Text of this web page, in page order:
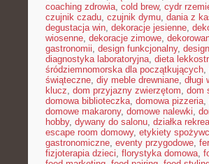
coaching zdrowia, cold brew, cydr
czujnik czadu, czujnik dymu, dania z
degustacja win, dekoracje jesienne,
wiosenne, dekoracje zimowe,
gastronomii, design funkcjonalny,
diagnostyka laboratoryjna, dieta
śródziemnomorska dla początkujących,
świąteczne, diy meble drewniane, długi
klucz, dom przyjazny zwierzętom, dom
domowa biblioteczka, domowa pizzeria,
domowe makarony, domowe nalewki,
hobby, dywany do salonu, działka
escape room domowy, etykiety
gastronomiczne, eventy przygodowe,
fizjoterapia dzieci, florystyka domowa,